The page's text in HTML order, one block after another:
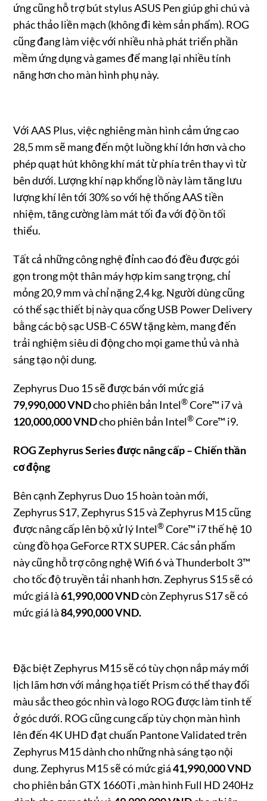
ứng cũng hỗ trợ bút stylus ASUS Pen giúp ghi chú và
phác thảo liền mạch (không đi kèm sản phẩm). ROG
cũng đang làm việc với nhiều nhà phát triển phần
mềm ứng dụng và games để mang lại nhiều tính
năng hơn cho màn hình phụ này.
Với AAS Plus, việc nghiêng màn hình cảm ứng cao
28,5 mm sẽ mang đến một luồng khí lớn hơn và cho
phép quạt hút không khí mát từ phía trên thay vì từ
bên dưới. Lượng khí nạp khổng lồ này làm tăng lưu
lượng khí lên tới 30% so với hệ thống AAS tiền
nhiệm, tăng cường làm mát tối đa với độ ồn tối
thiểu.
Tất cả những công nghệ đỉnh cao đó đều được gói
gọn trong một thân máy hợp kim sang trọng, chỉ
mỏng 20,9 mm và chỉ nặng 2,4 kg. Người dùng cũng
có thể sạc thiết bị này qua cổng USB Power Delivery
bằng các bộ sạc USB-C 65W tặng kèm, mang đến
trải nghiệm siêu di động cho mọi game thủ và nhà
sáng tạo nội dung.
Zephyrus Duo 15 sẽ được bán với mức giá
79,990,000 VNDcho phiên bản Intel®Core™ i7 và
120,000,000VNDcho phiên bản Intel®Core™ i9.
ROG Zephyrus Series được nâng cấp – Chiến thần
cơ động
Bên cạnh Zephyrus Duo 15 hoàn toàn mới,
Zephyrus S17, Zephyrus S15 và Zephyrus M15 cũng
được nâng cấp lên bộ xử lý Intel®Core™ i7 thế hệ 10
cùng đồ họa GeForce RTX SUPER. Các sản phẩm
này cũng hỗ trợ công nghệ Wifi 6 và Thunderbolt 3™
cho tốc độ truyền tải nhanh hơn. Zephyrus S15 sẽ có
mức giá là61,990,000 VNDcòn Zephyrus S17 sẽ có
mức giá là84,990,000 VND.
Đặc biệt Zephyrus M15 sẽ có tùy chọn nắp máy mới
lịch lãm hơn với mảng họa tiết Prism có thể thay đổi
màu sắc theo góc nhìn và logo ROG được làm tinh tế
ở góc dưới. ROG cũng cung cấp tùy chọn màn hình
lên đến 4K UHD đạt chuẩn Pantone Validated trên
Zephyrus M15 dành cho những nhà sáng tạo nội
dung. Zephyrus M15 sẽ có mức giá41,990,000 VND
cho phiên bản GTX 1660Ti ,màn hình Full HD 240Hz